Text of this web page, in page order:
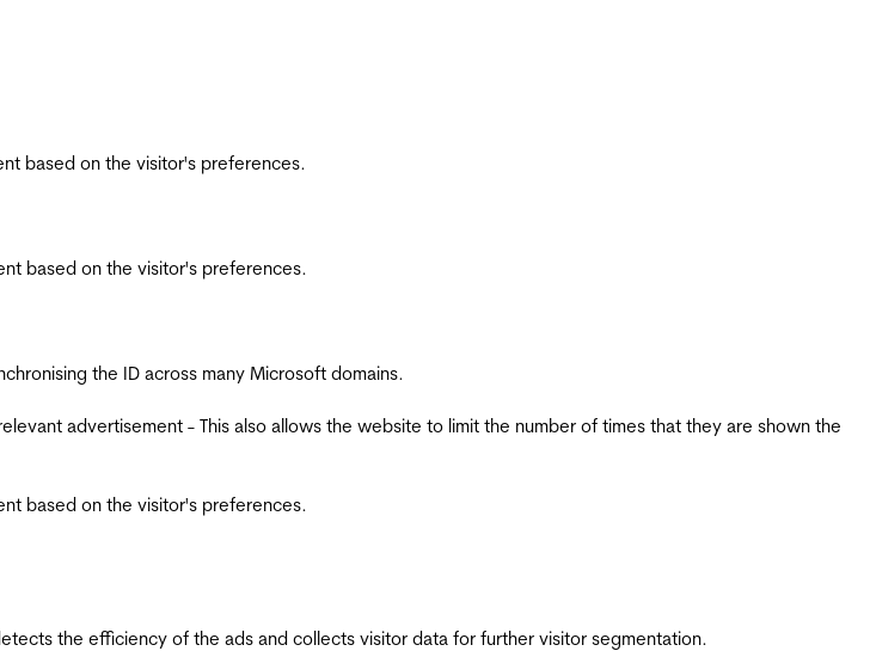
based on the visitor's preferences.
based on the visitor's preferences.
the ID across many Microsoft domains.
advertisement - This also allows the website to limit the number of times that they are shown the
based on the visitor's preferences.
the efficiency of the ads and collects visitor data for further visitor segmentation.